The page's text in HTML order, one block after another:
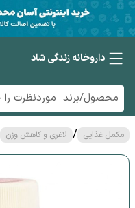
داروخانه زندگی شاد
مکمل غذایی / لاغری و کاهش وزن